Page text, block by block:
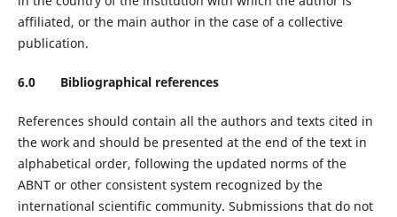
affiliated, or the main author in the case of a collective
publication.
6.0 Bibliographical references
References should contain all the authors and texts cited in
the work and should be presented at the end of the text in
alphabetical order, following the updated norms of the
ABNT or other consistent system recognized by the
international scientific community. Submissions that do not